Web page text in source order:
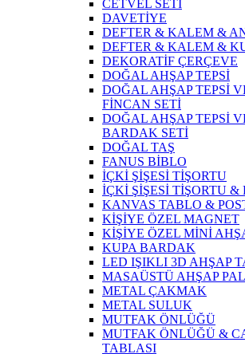
CETVEL SETİ
DAVETİYE
DEFTER & KALEM &
DEFTER & KALEM &
DEKORATİF ÇERÇEVE
DOĞAL AHŞAP TEPSİ
DOĞAL AHŞAP TEPSİ
FİNCAN SETİ
DOĞAL AHŞAP TEPSİ
BARDAK SETİ
DOĞAL TAŞ
FANUS BİBLO
İÇKİ ŞİŞESİ TİŞORTU
İÇKİ ŞİŞESİ TİŞORTU &
KANVAS TABLO &
KİŞİYE ÖZEL MAGNET
KİŞİYE ÖZEL MİNİ
KUPA BARDAK
LED IŞIKLI 3D AHŞAP
MASAÜSTÜ AHŞAP
METAL ÇAKMAK
METAL SULUK
MUTFAK ÖNLÜĞÜ
MUTFAK ÖNLÜĞÜ &
TABLASI